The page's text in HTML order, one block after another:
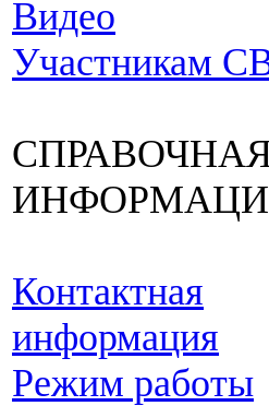
Видео
Участникам
Контактная
информация
Режим работы